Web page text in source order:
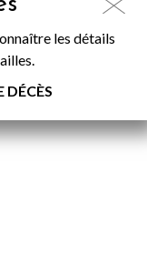
les détails
DÉCÈS